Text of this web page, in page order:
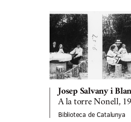
Josep Salvany i
A la torre Nonell,
Biblioteca de Catalunya